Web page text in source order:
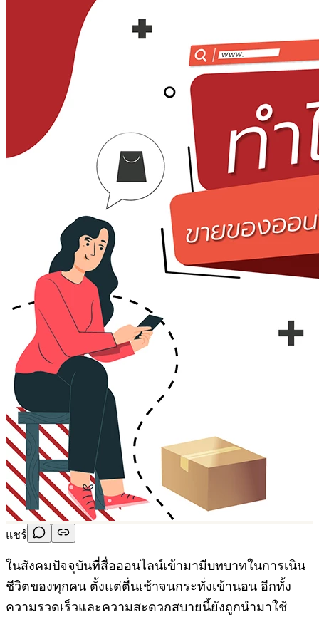
แชร์
ในสังคมปัจจุบันที่สื่อออนไลน์เข้ามามีบทบาทในการเนิน
ชีวิตของทุกคน ตั้งแต่ตื่นเช้าจนกระทั่งเข้านอน อีกทั้ง
ความรวดเร็วและความสะดวกสบายนี้ยังถูกนำมาใช้